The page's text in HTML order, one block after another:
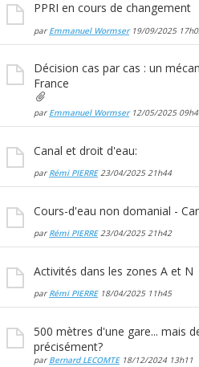
PPRI en cours de changement
par Emmanuel Wormser19/09/2025
Décision cas par cas : un
France
par Emmanuel Wormser12/05/2025
Canal et droit d'eau:
par Rémi PIERRE23/04/202521h44
Cours-d'eau non domanial -
par Rémi PIERRE23/04/202521h42
Activités dans les zones A et N
par Rémi PIERRE18/04/2025 11h45
500 mètres d'une gare... mais
précisément?
par Bernard LECOMTE18/12/2024 13h11